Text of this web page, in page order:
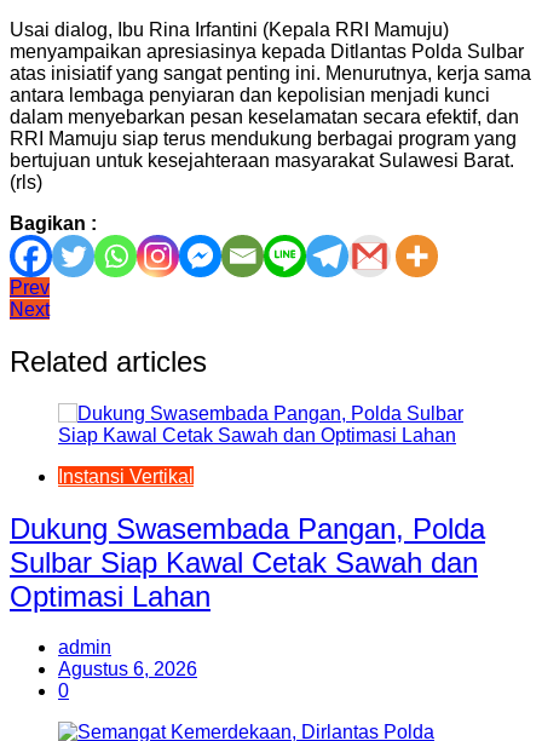
Usai dialog, Ibu Rina Irfantini (Kepala RRI Mamuju)
menyampaikan apresiasinya kepada Ditlantas Polda Sulbar
atas inisiatif yang sangat penting ini. Menurutnya, kerja sama
antara lembaga penyiaran dan kepolisian menjadi kunci
dalam menyebarkan pesan keselamatan secara efektif, dan
RRI Mamuju siap terus mendukung berbagai program yang
bertujuan untuk kesejahteraan masyarakat Sulawesi Barat.
(rls)
Bagikan :
Navigasi
pos
Prev
Next
Related articles
Instansi Vertikal
Dukung Swasembada Pangan, Polda
Sulbar Siap Kawal Cetak Sawah dan
Optimasi Lahan
admin
Agustus 6, 2026
0